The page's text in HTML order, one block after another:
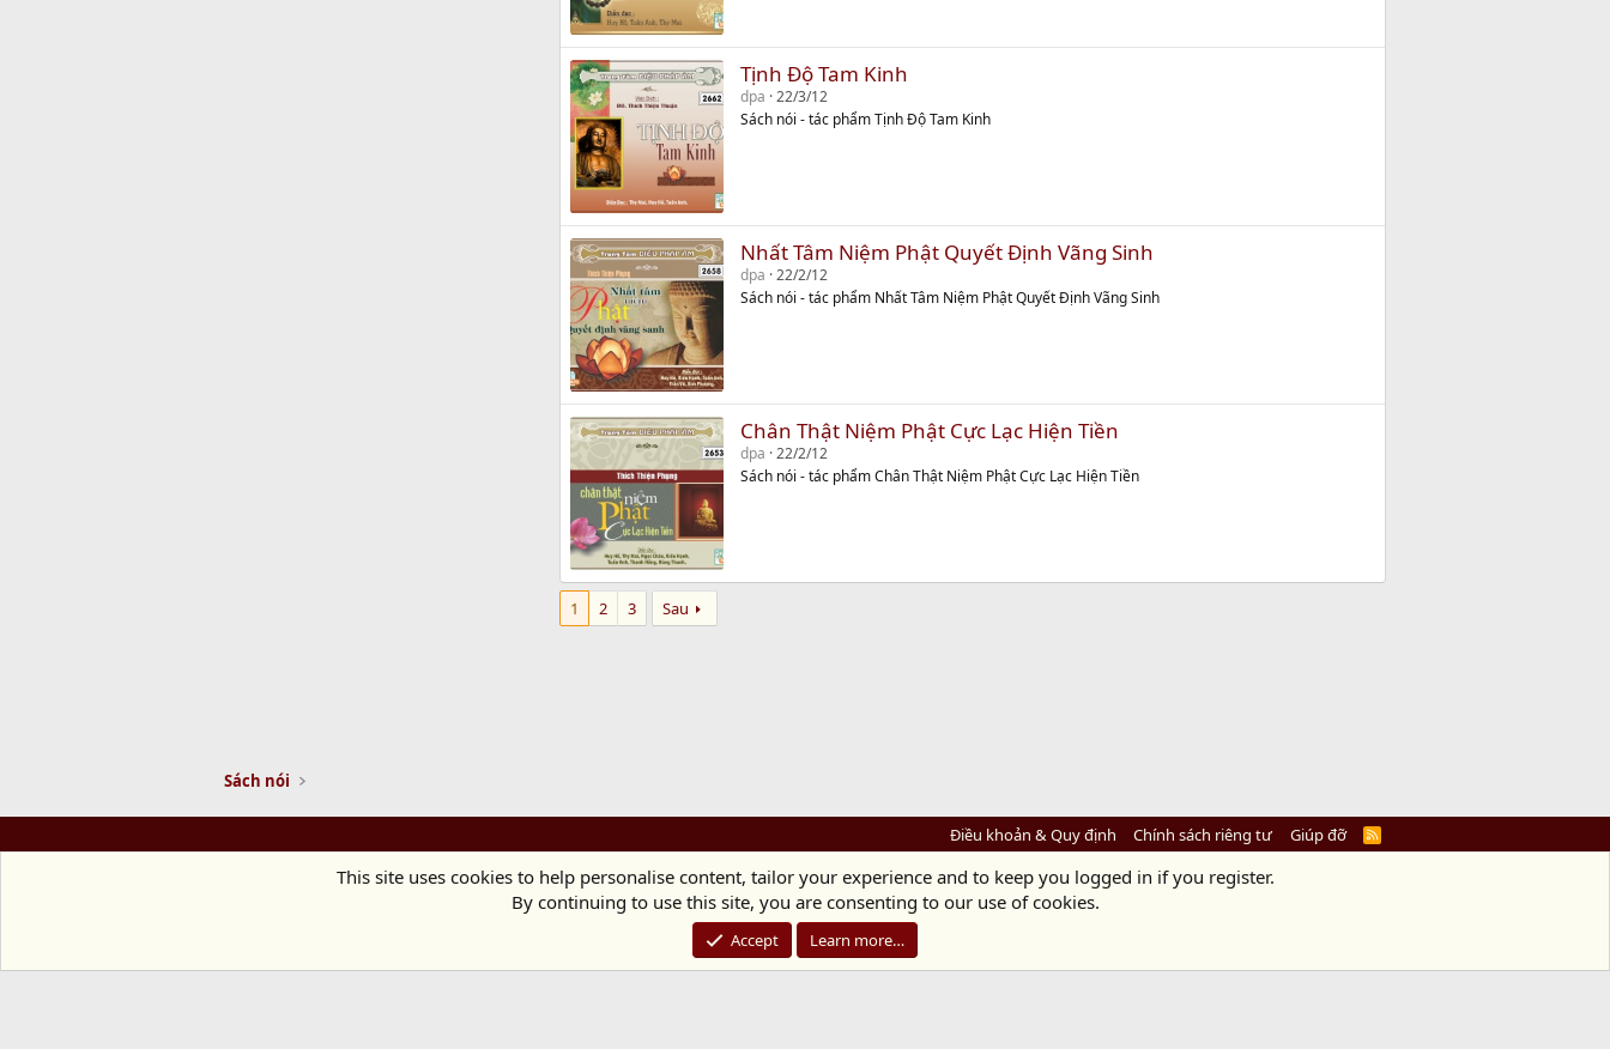
Tịnh Độ Tam Kinh
dpa 22/3/12
Sách nói - tác phẩm Tịnh Độ Tam Kinh
Nhất Tâm Niệm Phật Quyết Định Vãng Sinh
dpa 22/2/12
Sách nói - tác phẩm Nhất Tâm Niệm Phật Quyết Định Vãng Sinh
Chân Thật Niệm Phật Cực Lạc Hiện Tiền
dpa 22/2/12
Sách nói - tác phẩm Chân Thật Niệm Phật Cực Lạc Hiện Tiền
1 2 3 Sau
Sách nói
Điều khoản & Quy định Chính sách riêng tư Giúp đỡ
R
S
Diệu Pháp Âm
Chùa Diệu Pháp - Số 72/14 Phú Mỹ, Phú Hòa Đông, Củ Chi, TP.HCM (Xem Bản đồ)
Điện thoại: 028.36208438 | Email: bientap@dieuphapam.net
Chủ Nhiệm: Thích Minh Thiền
This site uses cookies to help personalise content, tailor your experience and to keep you logged in if you register.
By continuing to use this site, you are consenting to our use of cookies.
Accept Learn more…